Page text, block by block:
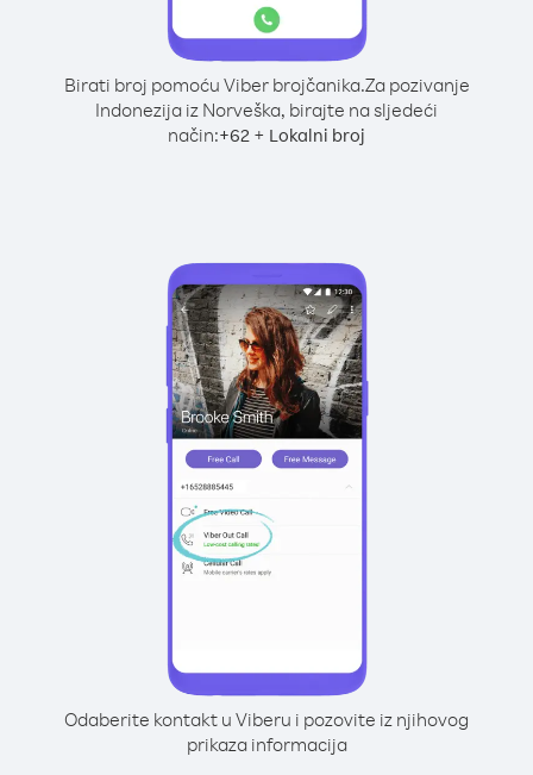
Birati broj pomoću Viber brojčanika.Za pozivanje
Indonezija iz Norveška, birajte na sljedeći
način:+62 + Lokalni broj
Odaberite kontakt u Viberu i pozovite iz njihovog
prikaza informacija